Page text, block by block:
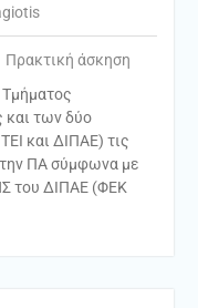
Πρακτική άσκηση
και των δύο
και ΔΙΠΑΕ) τις
την ΠΑ σύμφωνα με
του ΔΙΠΑΕ (ΦΕΚ